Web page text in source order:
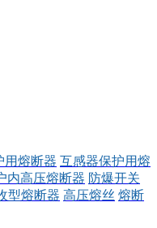
用熔断器 互感器保护用熔
内高压熔断器 防爆开关
型熔断器 高压熔丝 熔断